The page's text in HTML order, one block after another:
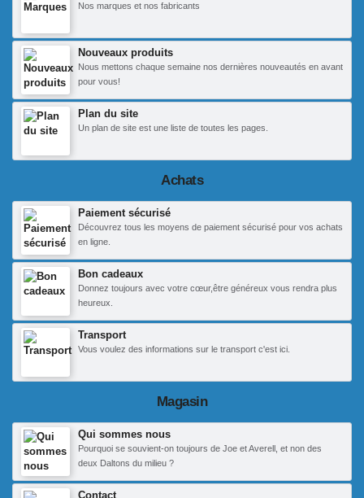
Nos marques et nos fabricants
Nouveaux produits
Nous mettons chaque semaine nos dernières nouveautés en avant
pour vous!
Plan du site
Un plan de site est une liste de toutes les pages.
Achats
Paiement sécurisé
Découvrez tous les moyens de paiement sécurisé pour vos achats
en ligne.
Bon cadeaux
Donnez toujours avec votre cœur,être généreux vous rendra plus
heureux.
Transport
Vous voulez des informations sur le transport c'est ici.
Magasin
Qui sommes nous
Pourquoi se souvient-on toujours de Joe et Averell, et non des
deux Daltons du milieu ?
Contact